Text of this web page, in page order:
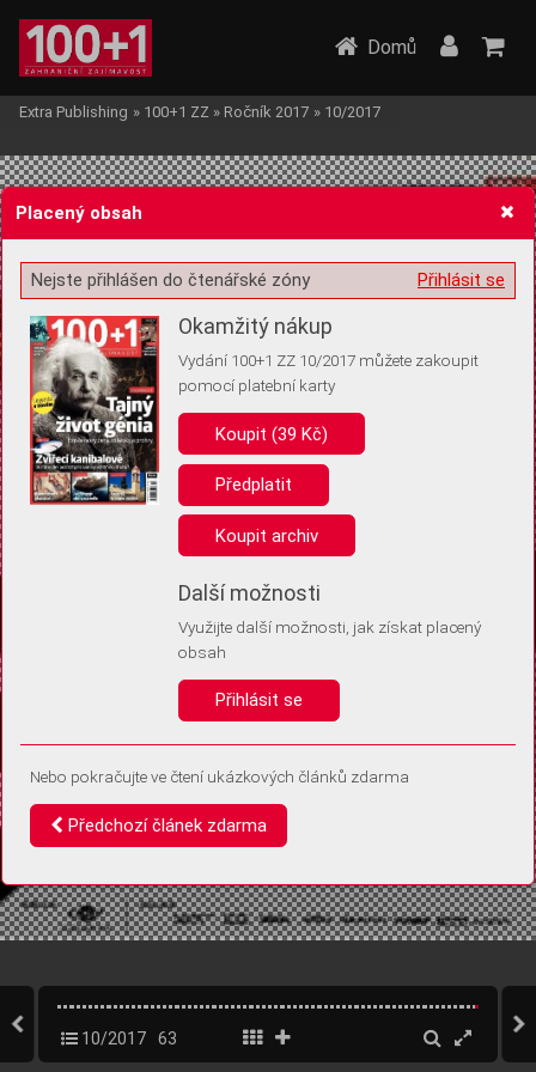
Žádost o souhlas s ukládáním volitelných informací
Pro základní fungování webu nepotřebujeme ukládat žádné informace
(tzv. cookies apod.). Rádi bychom vás ale požádali o souhlas s
uložením volitelných informací:
Anonymní unikátní ID
Díky němu příště poznáme, že se jedná o stejné zařízení, a
Identifikátor je zcela anonymní.
Vaše souhlasy a odmítnutí si ukládáme do vašeho zařízení, abychom se
vás už příště znovu neptali. Můžete je kdykoli později upravit ve Správě
Domů
Extra Publishing » 100+1 ZZ » Ročník 2017 » 10/2017
10/2017 63
Placený obsah
Přihlásit se
Nejste přihlášen do čtenářské zóny
Okamžitý nákup
Vydání 100+1 ZZ 10/2017 můžete zakoupit
pomocí platební karty
Koupit (39 Kč)
Předplatit
Koupit archiv
Další možnosti
Využijte další možnosti, jak získat placený
obsah
Přihlásit se
Nebo pokračujte ve čtení ukázkových článků zdarma
Předchozí článek zdarma